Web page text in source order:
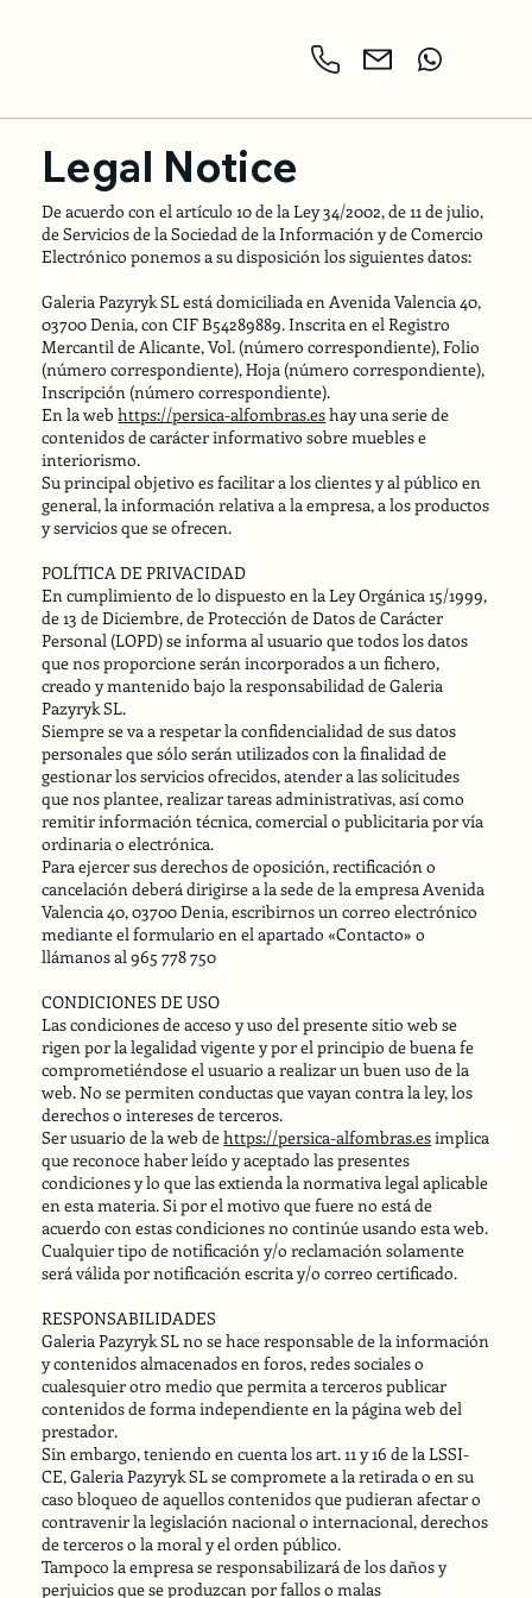
Legal Notice
De acuerdo con el artículo 10 de la Ley 34/2002, de 11 de julio,
de Servicios de la Sociedad de la Información y de Comercio
Electrónico ponemos a su disposición los siguientes datos:
Galeria Pazyryk SL está domiciliada en Avenida Valencia 40,
03700 Denia, con CIF B54289889. Inscrita en el Registro
Mercantil de Alicante, Vol. (número correspondiente), Folio
(número correspondiente), Hoja (número correspondiente),
Inscripción (número correspondiente).
En la webhttps://persica-alfombras.eshay una serie de
contenidos de carácter informativo sobre muebles e
interiorismo.
Su principal objetivo es facilitar a los clientes y al público en
general, la información relativa a la empresa, a los productos
y servicios que se ofrecen.
POLÍTICA DE PRIVACIDAD
En cumplimiento de lo dispuesto en la Ley Orgánica 15/1999,
de 13 de Diciembre, de Protección de Datos de Carácter
Personal (LOPD) se informa al usuario que todos los datos
que nos proporcione serán incorporados a un fichero,
creado y mantenido bajo la responsabilidad de Galeria
Pazyryk SL.
Siempre se va a respetar la confidencialidad de sus datos
personales que sólo serán utilizados con la finalidad de
gestionar los servicios ofrecidos, atender a las solicitudes
que nos plantee, realizar tareas administrativas, así como
remitir información técnica, comercial o publicitaria por vía
ordinaria o electrónica.
Para ejercer sus derechos de oposición, rectificación o
cancelación deberá dirigirse a la sede de la empresa Avenida
Valencia 40, 03700 Denia, escribirnos un correo electrónico
mediante el formulario en el apartado «Contacto» o
llámanos al 965 778 750
CONDICIONES DE USO
Las condiciones de acceso y uso del presente sitio web se
rigen por la legalidad vigente y por el principio de buena fe
comprometiéndose el usuario a realizar un buen uso de la
web. No se permiten conductas que vayan contra la ley, los
derechos o intereses de terceros.
Ser usuario de la web dehttps://persica-alfombras.esimplica
que reconoce haber leído y aceptado las presentes
condiciones y lo que las extienda la normativa legal aplicable
en esta materia. Si por el motivo que fuere no está de
acuerdo con estas condiciones no continúe usando esta web.
Cualquier tipo de notificación y/o reclamación solamente
será válida por notificación escrita y/o correo certificado.
RESPONSABILIDADES
Galeria Pazyryk SL no se hace responsable de la información
y contenidos almacenados en foros, redes sociales o
cualesquier otro medio que permita a terceros publicar
contenidos de forma independiente en la página web del
prestador.
Sin embargo, teniendo en cuenta los art. 11 y 16 de la LSSI-
CE, Galeria Pazyryk SL se compromete a la retirada o en su
caso bloqueo de aquellos contenidos que pudieran afectar o
contravenir la legislación nacional o internacional, derechos
de terceros o la moral y el orden público.
Tampoco la empresa se responsabilizará de los daños y
perjuicios que se produzcan por fallos o malas